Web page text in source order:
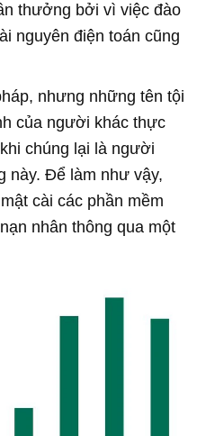
thưởng bởi vì việc đào
nguyên điện toán cũng
nhưng những tên tội
của người khác thực
chúng lại là người
này. Để làm như vậy,
cài các phần mềm
nhân thông qua một